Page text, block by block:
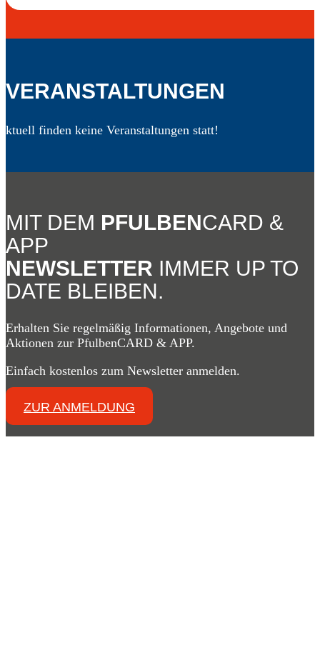
VERANSTALTUNGEN
MIT DEM PFULBENCARD &
APP
NEWSLETTER IMMER UP TO
DATE BLEIBEN.
Erhalten Sie regelmäßig Informationen, Angebote und
Aktionen zur PfulbenCARD & APP.
Einfach kostenlos zum Newsletter anmelden.
ZUR ANMELDUNG